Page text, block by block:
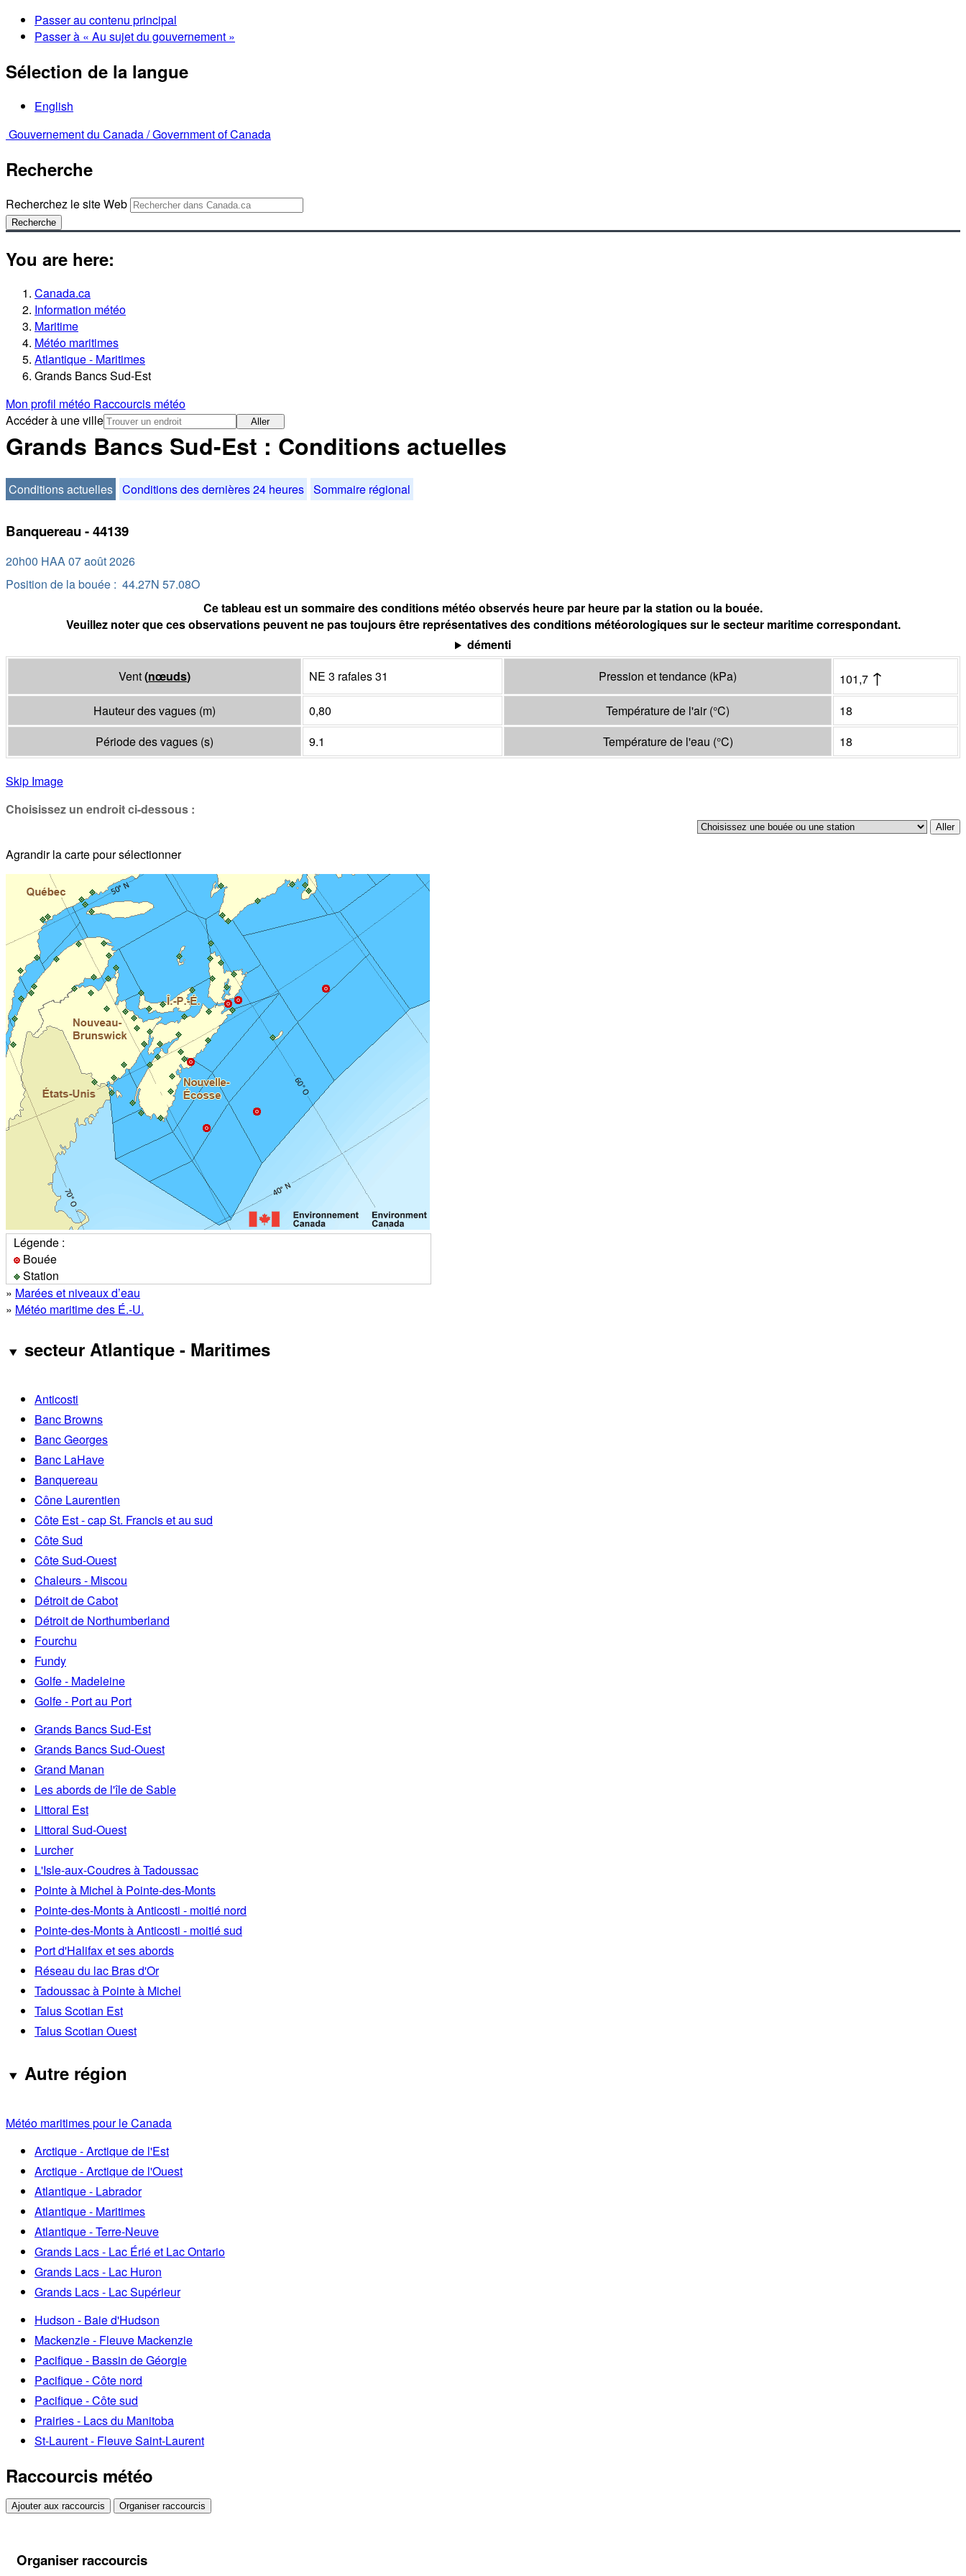
Passer au contenu principal
Passer à « Au sujet du gouvernement »
Sélection de la langue
English
Gouvernement du Canada /Government of Canada
Recherche
Recherchez le site Web
Recherche
You are here:
Canada.ca
Information météo
Maritime
Météo maritimes
Atlantique - Maritimes
Grands Bancs Sud-Est
Mon profil météo Raccourcis météo
Accéder à une ville
Aller
Grands Bancs Sud-Est : Conditions actuelles
Conditions actuelles Conditions des dernières 24 heures Sommaire régional
Banquereau - 44139
20h00 HAA 07 août 2026
Position de la bouée : 44.27N 57.08O
Ce tableau est un sommaire des conditions météo observés heure par heure par la station ou la bouée.
Veuillez noter que ces observations peuvent ne pas toujours être représentatives des conditions météorologiques sur le secteur maritime correspondant.
démenti
Vent(nœuds) NE 3 rafales 31 Pression et tendance (kPa) 101,7 ↑
Hauteur des vagues (m) 0,80 Température de l'air(°C)
18
Période des vagues (s) 9.1 Température de l'eau (°C) 18
Skip Image
Choisissez un endroit ci-dessous :
Agrandir la carte pour sélectionner
Légende :
Bouée
Station
» Marées et niveaux d’eau
» Météo maritime des É.-U.
secteur Atlantique - Maritimes
Anticosti
Banc Browns
Banc Georges
Banc LaHave
Banquereau
Cône Laurentien
Côte Est - cap St. Francis et au sud
Côte Sud
Côte Sud-Ouest
Chaleurs - Miscou
Détroit de Cabot
Détroit de Northumberland
Fourchu
Fundy
Golfe - Madeleine
Golfe - Port au Port
Grands Bancs Sud-Est
Grands Bancs Sud-Ouest
Grand Manan
Les abords de l'île de Sable
Littoral Est
Littoral Sud-Ouest
Lurcher
L'Isle-aux-Coudres à Tadoussac
Pointe à Michel à Pointe-des-Monts
Pointe-des-Monts à Anticosti - moitié nord
Pointe-des-Monts à Anticosti - moitié sud
Port d'Halifax et ses abords
Réseau du lac Bras d'Or
Tadoussac à Pointe à Michel
Talus Scotian Est
Talus Scotian Ouest
Autre région
Météo maritimes pour le Canada
Arctique - Arctique de l'Est
Arctique - Arctique de l'Ouest
Atlantique - Labrador
Atlantique - Maritimes
Atlantique - Terre-Neuve
Grands Lacs - Lac Érié et Lac Ontario
Grands Lacs - Lac Huron
Grands Lacs - Lac Supérieur
Hudson - Baie d'Hudson
Mackenzie - Fleuve Mackenzie
Pacifique - Bassin de Géorgie
Pacifique - Côte nord
Pacifique - Côte sud
Prairies - Lacs du Manitoba
St-Laurent - Fleuve Saint-Laurent
Raccourcis météo
Ajouter aux raccourcis Organiser raccourcis
Organiser raccourcis